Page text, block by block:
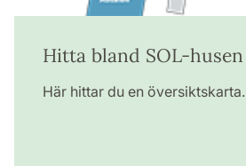
Hitta bland SOL-husen
Här hittar du en översiktskarta.